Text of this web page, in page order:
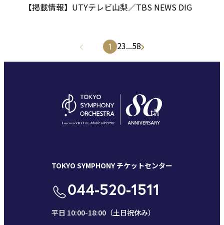
【掲載情報】UTYテレビ山梨／TBS NEWS DIG
1 23...58
TOKYO SYMPHONY チケットセンター
044-520-1511
平日 10:00-18:00（土日祝休み）